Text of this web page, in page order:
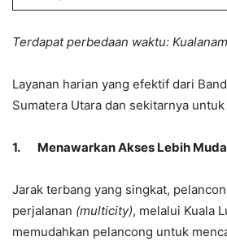
Terdapat perbedaan waktu:
Layanan harian yang efektif dari
Sumatera Utara dan sekitarnya
1. Menawarkan Akses Lebih
Jarak terbang yang singkat,
perjalanan (multicity), melalui Kuala
memudahkan pelancong untuk